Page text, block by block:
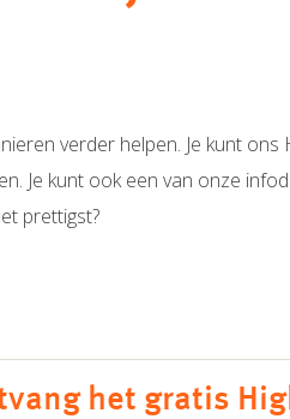
verder helpen. Je kunt
Je kunt ook een van onze
prettigst?
het gratis